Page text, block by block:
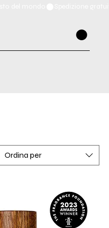
Ordina per